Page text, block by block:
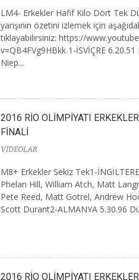
LM4- Erkekler Hafif Kilo Dört Tek
yarışının özetini izlemek için
tıklayabilirsiniz: https://
v=QB4FVg9HBkk 1-İSVİÇRE
Niep...
2016 RİO OLİMPİYATI
FİNALİ
VİDEOLAR
M8+ Erkekler Sekiz Tek1-
Phelan Hill, William Atch, Matt
Pete Reed, Matt Gotrel, Andrew
Scott Durant2-ALMANYA 5.30.96
2016 RİO OLİMPİYATI